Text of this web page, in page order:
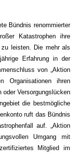
Bündnis renommierter
Katastrophen ihre
leisten. Die mehr als
Erfahrung in der
von „Aktion
Organisationen ihren
Versorgungslücken
die bestmögliche
ruft das Bündnis
auf. „Aktion
Umgang mit
Mitglied im